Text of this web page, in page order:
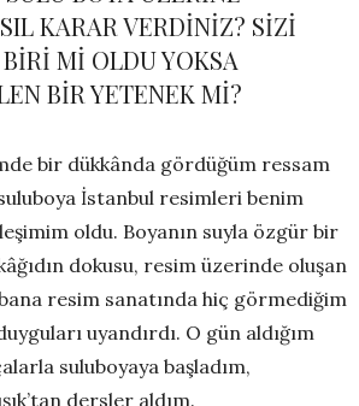
KARAR VERDİNİZ? SİZİ
Mİ OLDU YOKSA
BİR YETENEK Mİ?
bir dükkânda gördüğüm ressam
İstanbul resimleri benim
oldu. Boyanın suyla özgür bir
dokusu, resim üzerinde oluşan
resim sanatında hiç görmediğim
uyandırdı. O gün aldığım
suluboyaya başladım,
dersler aldım.